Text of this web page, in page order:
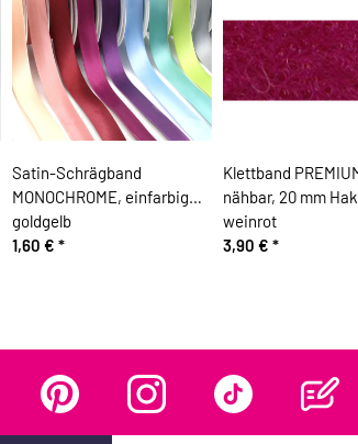
Satin-Schrägband
MONOCHROME, einfarbig
goldgelb
1,60 € *
Klettband
nähbar, 20 mm
weinrot
3,90 € *